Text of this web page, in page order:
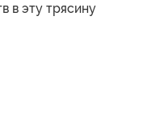
в эту трясину